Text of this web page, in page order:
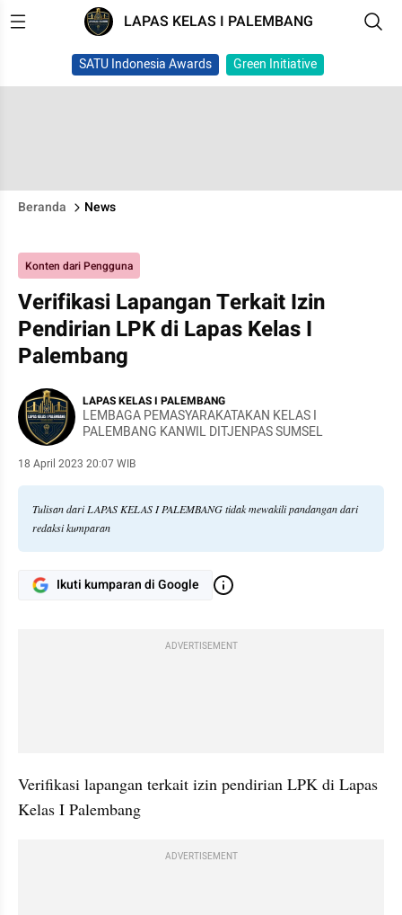
LAPAS KELAS I PALEMBANG
SATU Indonesia Awards Green Initiative
Beranda News
Konten dari Pengguna
Verifikasi Lapangan Terkait Izin
Pendirian LPK di Lapas Kelas I
Palembang
LAPAS KELAS I PALEMBANG
LEMBAGA PEMASYARAKATAKAN KELAS I
PALEMBANG KANWIL DITJENPAS SUMSEL
18 April 2023 20:07 WIB
Tulisan dari LAPAS KELAS I PALEMBANG tidak mewakili pandangan dari
redaksi kumparan
Ikuti kumparan di Google
ADVERTISEMENT
Verifikasi lapangan terkait izin pendirian LPK di Lapas
Kelas I Palembang
ADVERTISEMENT